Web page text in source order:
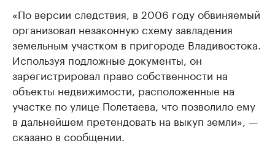
«По версии следствия, в 2006 году обвиняемый
организовал незаконную схему завладения
земельным участком в пригороде Владивостока.
Используя подложные документы, он
зарегистрировал право собственности на
объекты недвижимости, расположенные на
участке по улице Полетаева, что позволило ему
в дальнейшем претендовать на выкуп земли», —
сказано в сообщении.